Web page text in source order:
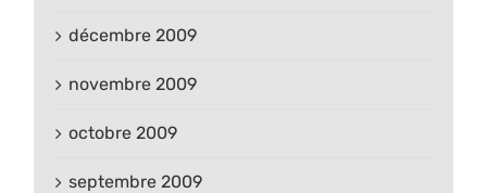
décembre 2009
novembre 2009
octobre 2009
septembre 2009